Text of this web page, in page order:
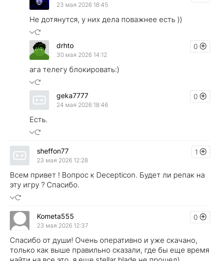
23 мая 2026 18:45
Не дотянутся, у них дела поважнее есть ))
0
drhto
30 мая 2026 14:12
ага телегу блокировать:)
0
geka7777
24 мая 2026 18:46
Есть.
1
sheffon77
23 мая 2026 12:28
Всем привет ! Вопрос к Decepticon. Будет ли репак на
эту игру ? Спасибо.
0
Kometa555
23 мая 2026 12:37
Спасибо от души! Очень оперативно и уже скачано,
только как выше правильно сказали, где бы еще время